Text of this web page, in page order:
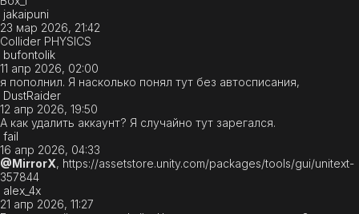
jakaipuni
23 мар 2026, 21:42
Collider PHYSICS
bufontolik
11 апр 2026, 02:00
я пополнил. Я насколько понял тут без автосписания,
DustRaider
12 апр 2026, 19:50
А как удалить аккаунт? Я случайно тут зарегался.
fail
16 апр 2026, 04:33
@MirrorX, https://assetstore.unity.com/packages/tools/gui/unitext-
357844
alex_4x
21 апр 2026, 11:27